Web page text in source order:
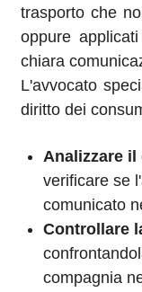
trasporto che
oppure
chiara
L'avvocato
diritto dei
Analizzare
verificare se
comunicato
Controllare
compagnia